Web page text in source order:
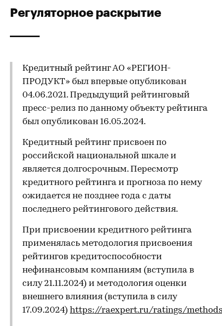
Регуляторное раскрытие
Кредитный рейтинг АО «РЕГИОН-
ПРОДУКТ» был впервые опубликован
04.06.2021. Предыдущий рейтинговый
пресс-релиз по данному объекту рейтинга
был опубликован 16.05.2024.
Кредитный рейтинг присвоен по
российской национальной шкале и
является долгосрочным. Пересмотр
кредитного рейтинга и прогноза по нему
ожидается не позднее года с даты
последнего рейтингового действия.
При присвоении кредитного рейтинга
применялась методология присвоения
рейтингов кредитоспособности
нефинансовым компаниям (вступила в
силу 21.11.2024) и методология оценки
внешнего влияния (вступила в силу
17.09.2024) https://raexpert.ru/ratings/